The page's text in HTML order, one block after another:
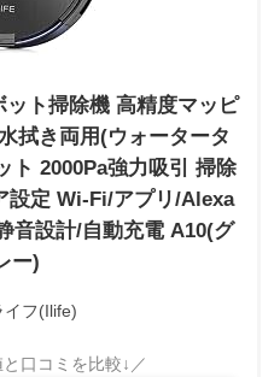
ト掃除機 高精度マッピ
拭き両用(ウォータータ
ト 2000Pa強力吸引 掃除
設定 Wi-Fi/アプリ/Alexa
音設計/自動充電 A10(グ
ー)
イフ(Ilife)